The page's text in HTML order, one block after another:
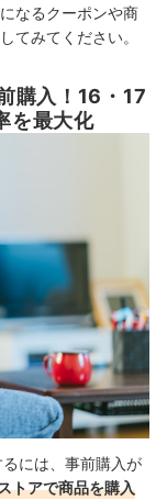
なるクーポンや商
てみてください。
購入！16・17
を最大化
には、事前購入が
トアで商品を購入